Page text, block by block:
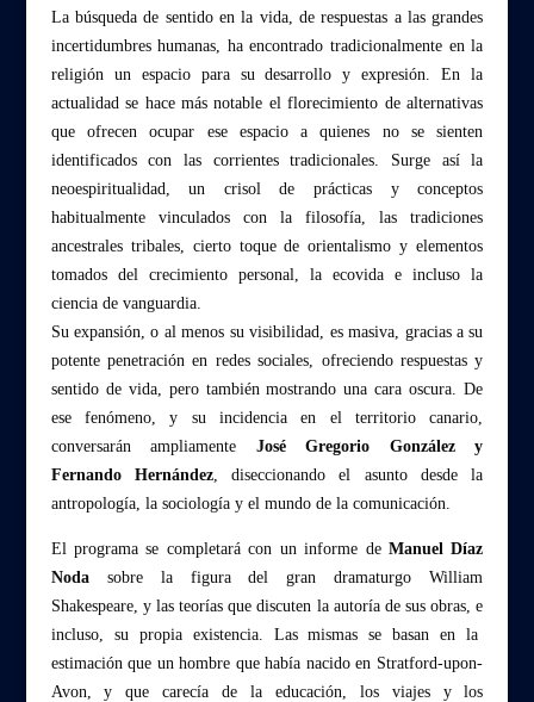
o
o
k
La búsqueda de sentido en la vida, de respuestas a las grandes
incertidumbres humanas, ha encontrado tradicionalmente en la
religión un espacio para su desarrollo y expresión. En la
actualidad se hace más notable el florecimiento de alternativas
que ofrecen ocupar ese espacio a quienes no se sienten
identificados con las corrientes tradicionales. Surge así la
neoespiritualidad, un crisol de prácticas y conceptos
habitualmente vinculados con la filosofía, las tradiciones
ancestrales tribales, cierto toque de orientalismo y elementos
tomados del crecimiento personal, la ecovida e incluso la
ciencia de vanguardia.
Su expansión, o al menos su visibilidad, es masiva, gracias a su
potente penetración en redes sociales, ofreciendo respuestas y
sentido de vida, pero también mostrando una cara oscura. De
ese fenómeno, y su incidencia en el territorio canario,
conversarán ampliamente José Gregorio González y
Fernando Hernández, diseccionando el asunto desde la
antropología, la sociología y el mundo de la comunicación.
El programa se completará con un informe de Manuel Díaz
Nodasobre la figura del gran dramaturgo William
Shakespeare, y las teorías que discuten la autoría de sus obras, e
incluso, su propia existencia. Las mismas se basan en la
estimación que un hombre que había nacido en Stratford-upon-
Avon, y que carecía de la educación, los viajes y los